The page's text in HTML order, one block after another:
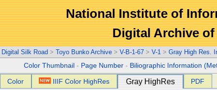
National Institute of
Digital Archive
Digital Silk Road > Toyo Bunko Archive > V-B-1-67 > V-1 > Gray High Res.
Color Thumbnail - Page Number - Biliographic Information
Color IIIF Color HighRes Gray HighRes PDF